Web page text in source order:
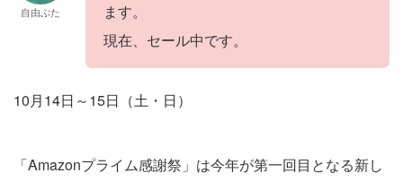
自由ぶた
ます。
現在、セール中です。
10月14日～15日（土・日）
「Amazonプライム感謝祭」は今年が第一回目となる新し